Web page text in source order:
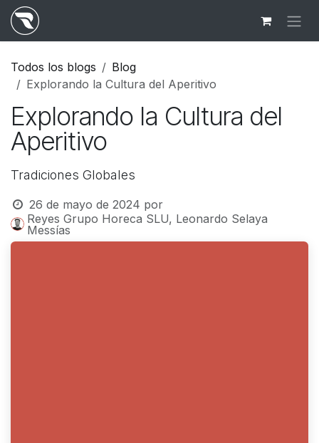
Ir al contenido
Todos los blogs
Blog
Explorando la Cultura del Aperitivo
Explorando la Cultura del
Aperitivo
Tradiciones Globales
26 de mayo de 2024 por
Reyes Grupo Horeca SLU, Leonardo Selaya
Messías